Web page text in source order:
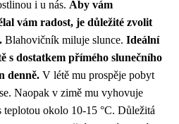
i u nás. Aby vám
vám radost, je důležité zvolit
Blahovičník miluje slunce. Ideální
s dostatkem přímého slunečního
denně. V létě mu prospěje pobyt
Naopak v zimě mu vyhovuje
teplotou okolo 10-15 °C. Důležitá